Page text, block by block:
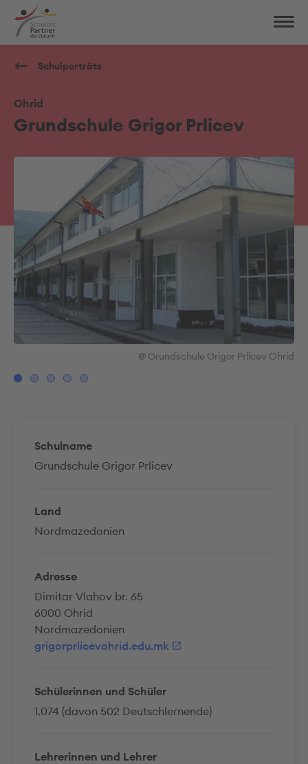
Schulporträts
Ohrid
Grundschule Grigor Prlicev
Schulname
Grundschule Grigor Prlicev
Land
Nordmazedonien
Adresse
Dimitar Vlahov br. 65
6000 Ohrid
Nordmazedonien
grigorprlicevohrid.edu.mk
Schülerinnen und Schüler
1.074 (davon 502 Deutschlernende)
Lehrerinnen und Lehrer
@ Grundschule Grigor Prlicev Ohrid